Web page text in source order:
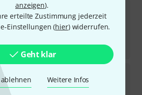
anzeigen).
erteilte Zustimmung jederzeit
Einstellungen (hier) widerrufen.
Geht klar
ablehnen Weitere Infos
CramponTosca A-Clarinet 19/6
lieferbar
Crampon
2
lieferbar